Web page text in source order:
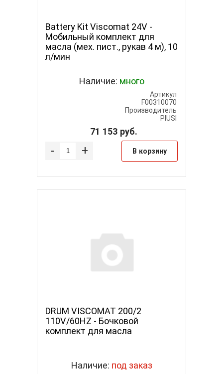
Battery Kit Viscomat 24V -
Мобильный комплект для
масла (мех. пист., рукав 4 м), 10
л/мин
Наличие: много
Артикул
F00310070
Производитель
PIUSI
71 153 руб.
- + В корзину
DRUM VISCOMAT 200/2
110V/60HZ - Бочковой
комплект для масла
Наличие: под заказ